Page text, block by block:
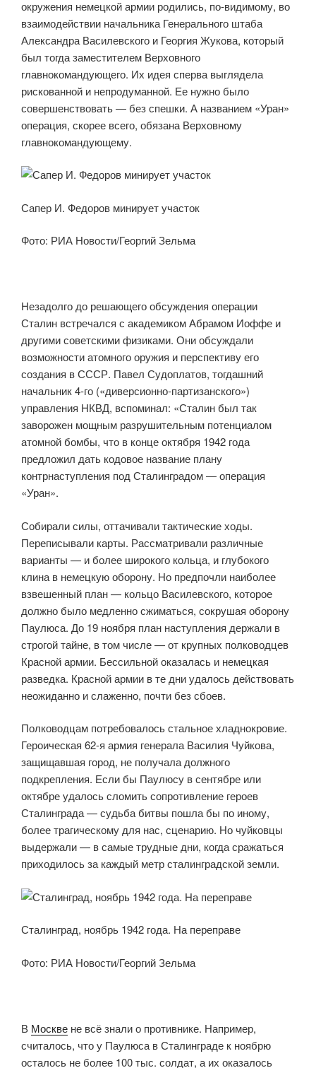
окружения немецкой армии родились, по-видимому, во
взаимодействии начальника Генерального штаба
Александра Василевского и Георгия Жукова, который
был тогда заместителем Верховного
главнокомандующего. Их идея сперва выглядела
рискованной и непродуманной. Ее нужно было
совершенствовать — без спешки. А названием «Уран»
операция, скорее всего, обязана Верховному
главнокомандующему.
Сапер И. Федоров минирует участок
Фото: РИА Новости/Георгий Зельма
Незадолго до решающего обсуждения операции
Сталин встречался с академиком Абрамом Иоффе и
другими советскими физиками. Они обсуждали
возможности атомного оружия и перспективу его
создания в СССР. Павел Судоплатов, тогдашний
начальник 4-го («диверсионно-партизанского»)
управления НКВД, вспоминал: «Сталин был так
заворожен мощным разрушительным потенциалом
атомной бомбы, что в конце октября 1942 года
предложил дать кодовое название плану
контрнаступления под Сталинградом ― операция
«Уран».
Собирали силы, оттачивали тактические ходы.
Переписывали карты. Рассматривали различные
варианты — и более широкого кольца, и глубокого
клина в немецкую оборону. Но предпочли наиболее
взвешенный план — кольцо Василевского, которое
должно было медленно сжиматься, сокрушая оборону
Паулюса. До 19 ноября план наступления держали в
строгой тайне, в том числе — от крупных полководцев
Красной армии. Бессильной оказалась и немецкая
разведка. Красной армии в те дни удалось действовать
неожиданно и слаженно, почти без сбоев.
Полководцам потребовалось стальное хладнокровие.
Героическая 62-я армия генерала Василия Чуйкова,
защищавшая город, не получала должного
подкрепления. Если бы Паулюсу в сентябре или
октябре удалось сломить сопротивление героев
Сталинграда — судьба битвы пошла бы по иному,
более трагическому для нас, сценарию. Но чуйковцы
выдержали — в самые трудные дни, когда сражаться
приходилось за каждый метр сталинградской земли.
Сталинград, ноябрь 1942 года. На переправе
Фото: РИА Новости/Георгий Зельма
В Москве не всё знали о противнике. Например,
считалось, что у Паулюса в Сталинграде к ноябрю
осталось не более 100 тыс. солдат, а их оказалось